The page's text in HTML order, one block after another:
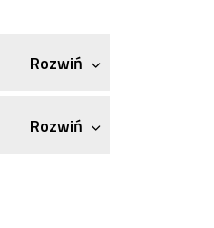
Rozwiń
Rozwiń